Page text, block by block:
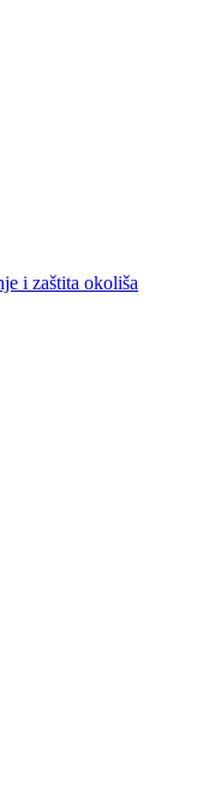
i zaštita okoliša